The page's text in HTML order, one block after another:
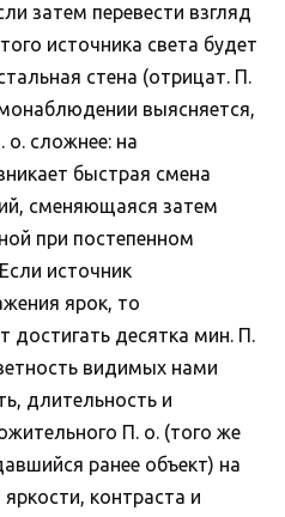
затем перевести взгляд
источника света будет
стена (отрицат. П.
выясняется,
о. сложнее: на
быстрая смена
сменяющаяся затем
при постепенном
источник
ярок, то
достигать десятка мин. П.
видимых нами
длительность и
П. о. (того же
ранее объект) на
контраста и